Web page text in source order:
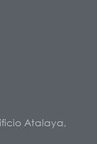
Atalaya,